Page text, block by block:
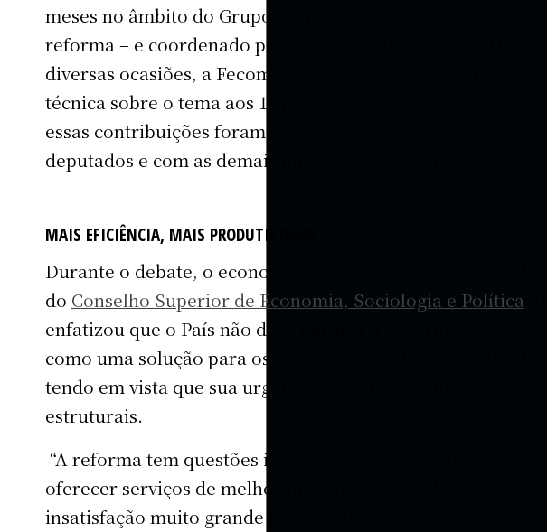
meses no âmbito do Grupo de Trabalho (GT) de deputados
reforma – e coordenado pelo deputado Pedro Paulo (PSD-
diversas ocasiões, a FecomercioSP foi convidada a levar sua
técnica sobre o tema aos 18 parlamentares que integram o
essas contribuições foram compartilhadas com o conjunto
deputados e com as demais lideranças da Casa.
MAIS EFICIÊNCIA, MAIS PRODUTIVIDADE
Durante o debate, o economista Antonio Lanzana,
do Conselho Superior de Economia, Sociologia e Política
enfatizou que o País não deve encarar a Reforma
como uma solução para os problemas do déficit público
tendo em vista que sua urgência se dá por problemas muito
estruturais.
“A reforma tem questões importantes para gerar
oferecer serviços de melhor qualidade à população
insatisfação muito grande da sociedade com os serviços